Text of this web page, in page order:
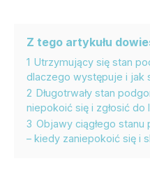
Z tego artykułu
1 Utrzymujący się stan
dlaczego występuje i jak
2 Długotrwały stan
niepokoić się i zgłosić do
3 Objawy ciągłego
– kiedy zaniepokoić się i